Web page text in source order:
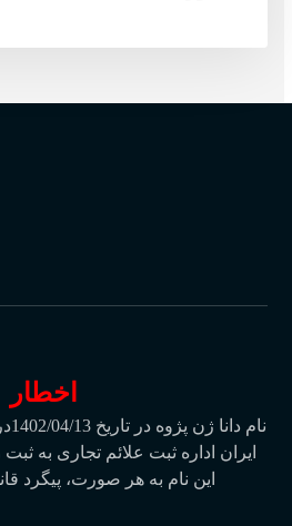
اخطار
ایران اداره ثبت علائم تجاری به
این نام به هر صورت، پیگرد